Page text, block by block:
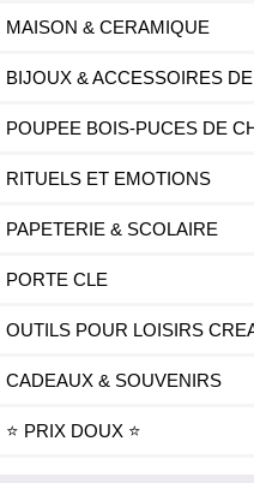
MAISON & CERAMIQUE
BIJOUX & ACCESSOIRES
POUPEE BOIS-PUCES DE
RITUELS ET EMOTIONS
PAPETERIE & SCOLAIRE
PORTE CLE
OUTILS POUR LOISIRS
CADEAUX & SOUVENIRS
⭐ PRIX DOUX ⭐